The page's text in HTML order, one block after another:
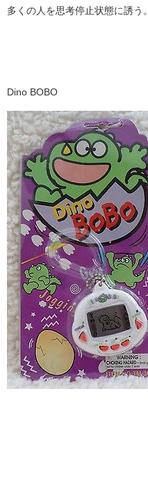
多くの人を思考停止状態に誘う。
Dino BOBO